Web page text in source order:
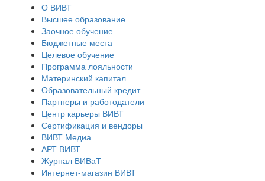
О ВИВТ
Высшее образование
Заочное обучение
Бюджетные места
Целевое обучение
Программа лояльности
Материнский капитал
Образовательный кредит
Партнеры и работодатели
Центр карьеры ВИВТ
Сертификация и вендоры
ВИВТ Медиа
АРТ ВИВТ
Журнал ВИВаТ
Интернет-магазин ВИВТ